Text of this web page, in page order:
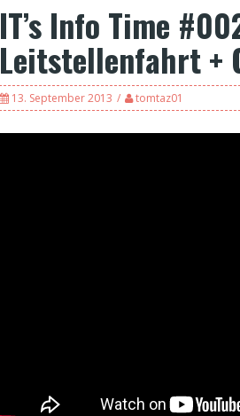
IT’s Info Time
Leitstellenfahrt +
13. September 2013 tomtaz01